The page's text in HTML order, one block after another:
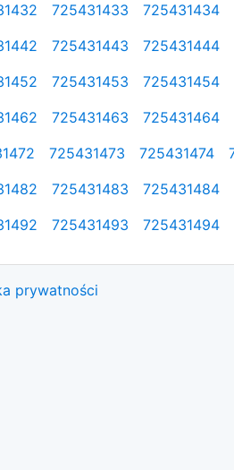
725431433 725431434
725431443 725431444
725431453 725431454
725431463 725431464
725431473 725431474
725431483 725431484
725431493 725431494
prywatności